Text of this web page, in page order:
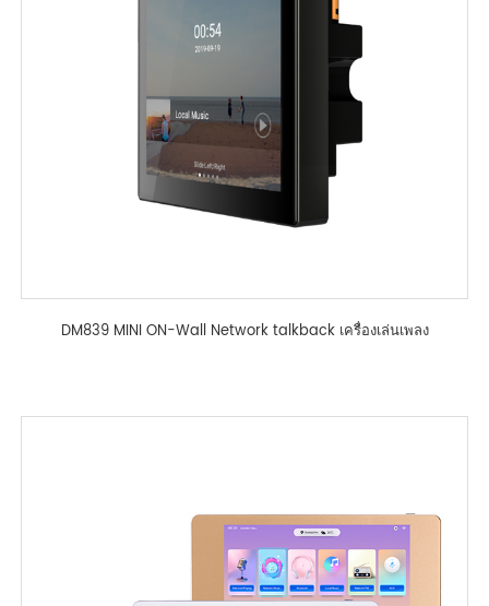
DM839 MINI ON-Wall Network talkback เครื่องเล่นเพลง